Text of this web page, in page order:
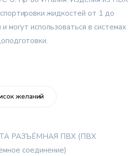
жидкостей от 1 до
могут использоваться в системах
желаний
РАЗЪЁМНАЯ ПВХ (ПВХ
соединение)